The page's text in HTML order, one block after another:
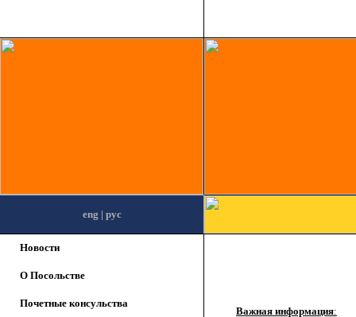
eng | рус
Новости
О Посольстве
Почетные консульства
Важная информация: